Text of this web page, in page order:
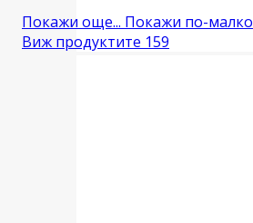
Покажи още... Покажи по-малко
Виж продуктите 159